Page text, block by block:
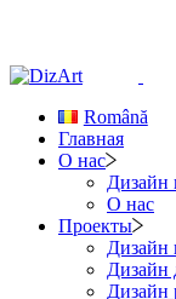
Română
Главная
О нас
Дизайн
О нас
Проекты
Дизайн
Дизайн
Дизайн